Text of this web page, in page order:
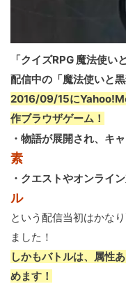
「クイズRPG 魔法使
配信中の「魔法使いと
2016/09/15に
作ブラウザゲーム！
・物語が展開され、キ
素
・クエストやオンライ
ル
という配信当初はかな
ました！
しかもバトルは、属性
めます！